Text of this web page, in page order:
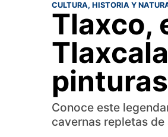
CULTURA, HISTORIA Y
Tlaxco,
Conoce este
cavernas repletas